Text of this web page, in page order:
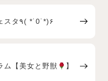
職業体験フェスタ٩( *˙0˙*)۶
ム【美女と野獣 】